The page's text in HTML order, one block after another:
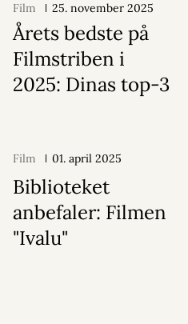
Film 25. november 2025
Årets bedste på
Filmstriben i
2025: Dinas top-3
Film 01. april 2025
Biblioteket
anbefaler: Filmen
"Ivalu"